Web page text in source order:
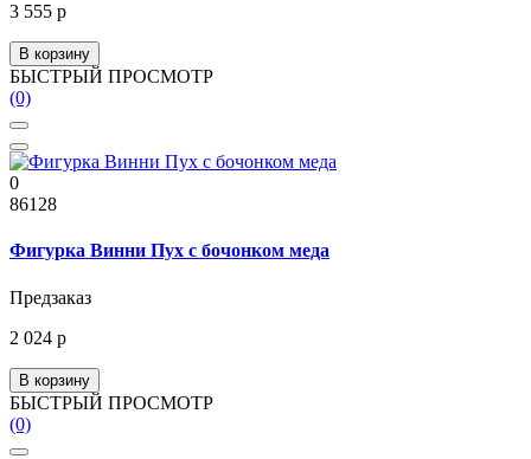
3 555 р
В корзину
БЫСТРЫЙ ПРОСМОТР
(0)
0
86128
Фигурка Винни Пух с бочонком меда
Предзаказ
2 024 р
В корзину
БЫСТРЫЙ ПРОСМОТР
(0)